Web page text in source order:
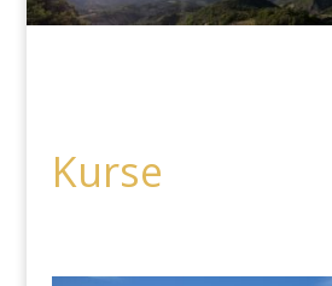
Kurse